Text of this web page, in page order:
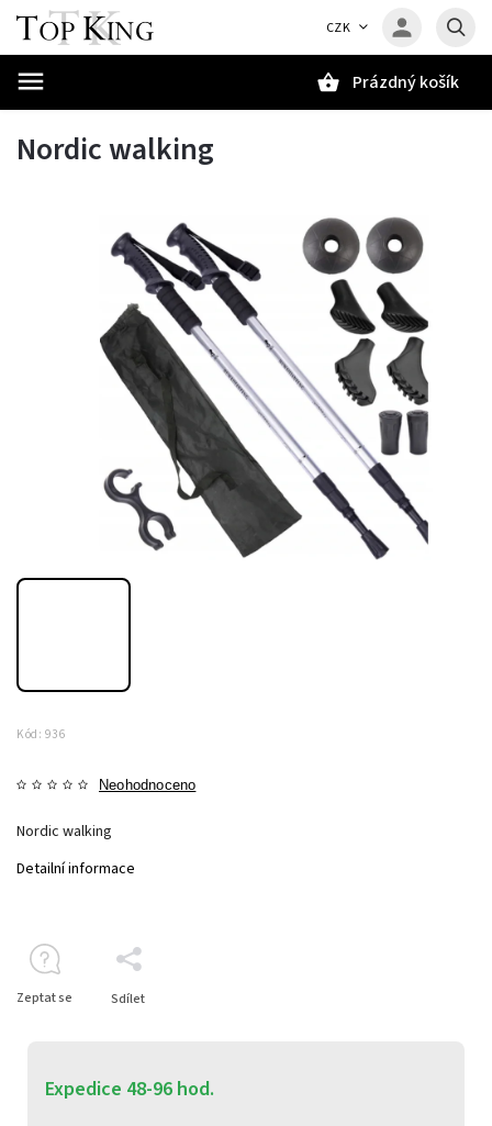
CZK
Prázdný košík
Nordic walking
Kód: 936
Neohodnoceno
Expedice 48-96 hod.
Nordic walking
Detailní informace
Zeptat se Sdílet